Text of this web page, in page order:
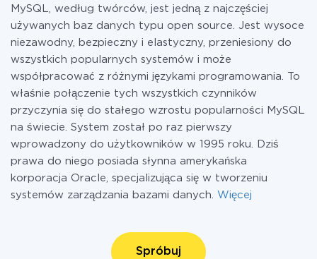
MySQL, według twórców, jest jedną z najczęściej
używanych baz danych typu open source. Jest wysoce
niezawodny, bezpieczny i elastyczny, przeniesiony do
wszystkich popularnych systemów i może
współpracować z różnymi językami programowania. To
właśnie połączenie tych wszystkich czynników
przyczynia się do stałego wzrostu popularności MySQL
na świecie. System został po raz pierwszy
wprowadzony do użytkowników w 1995 roku. Dziś
prawa do niego posiada słynna amerykańska
korporacja Oracle, specjalizująca się w tworzeniu
systemów zarządzania bazami danych. Więcej
Spróbuj